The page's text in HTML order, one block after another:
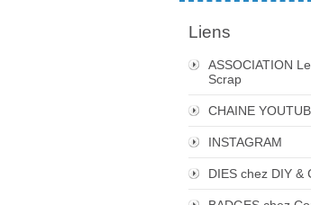
Liens
ASSOCIATION
Scrap
CHAINE
INSTAGRAM
DIES chez DIY &